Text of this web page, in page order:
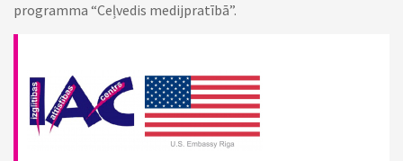
programma “Ceļvedis medijpratībā”.